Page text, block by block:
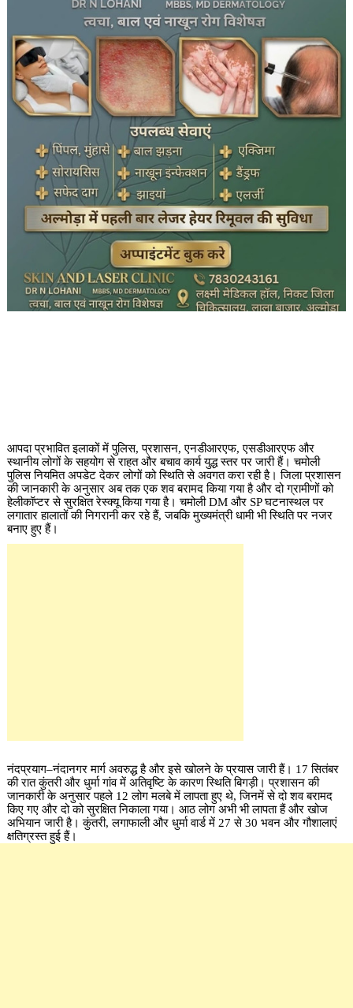
आपदा प्रभावित इलाकों में पुलिस, प्रशासन, एनडीआरएफ, एसडीआरएफ और
स्थानीय लोगों के सहयोग से राहत और बचाव कार्य युद्ध स्तर पर जारी हैं। चमोली
पुलिस नियमित अपडेट देकर लोगों को स्थिति से अवगत करा रही है। जिला प्रशासन
की जानकारी के अनुसार अब तक एक शव बरामद किया गया है और दो ग्रामीणों को
हेलीकॉप्टर से सुरक्षित रेस्क्यू किया गया है। चमोली DM और SP घटनास्थल पर
लगातार हालातों की निगरानी कर रहे हैं, जबकि मुख्यमंत्री धामी भी स्थिति पर नजर
बनाए हुए हैं।
नंदप्रयाग–नंदानगर मार्ग अवरुद्ध है और इसे खोलने के प्रयास जारी हैं। 17 सितंबर
की रात कुंतरी और धुर्मा गांव में अतिवृष्टि के कारण स्थिति बिगड़ी। प्रशासन की
जानकारी के अनुसार पहले 12 लोग मलबे में लापता हुए थे, जिनमें से दो शव बरामद
किए गए और दो को सुरक्षित निकाला गया। आठ लोग अभी भी लापता हैं और खोज
अभियान जारी है। कुंतरी, लगाफाली और धुर्मा वार्ड में 27 से 30 भवन और गौशालाएं
क्षतिग्रस्त हुई हैं।